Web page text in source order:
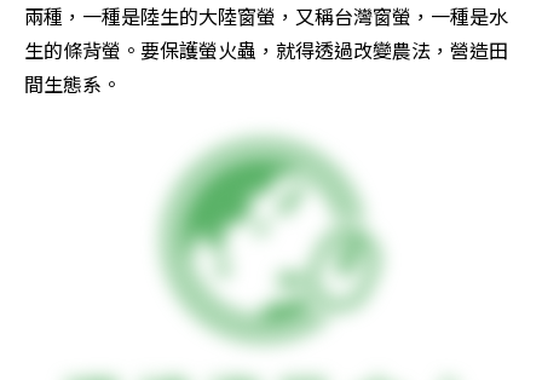
兩種，一種是陸生的大陸窗螢，又稱台灣窗螢，一種是水
生的條背螢。要保護螢火蟲，就得透過改變農法，營造田
間生態系。